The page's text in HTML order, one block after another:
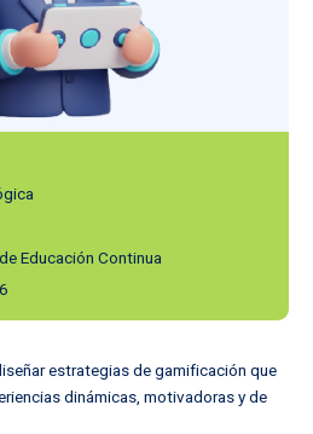
Educación Continua
estrategias de gamificación que
dinámicas, motivadoras y de